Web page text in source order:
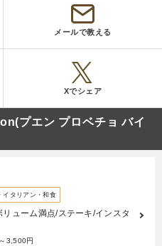
メールで教える
Xでシェア
プエン プロベチョ バイ
イタリアン・和食
リューム満点/ステーキ/インスタ
3,500円